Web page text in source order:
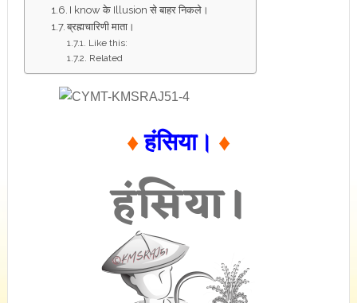
I know के Illusion से बाहर निकले।
ब्रह्मचारिणी माता।
Like this:
Related
♦ हंसिया। ♦